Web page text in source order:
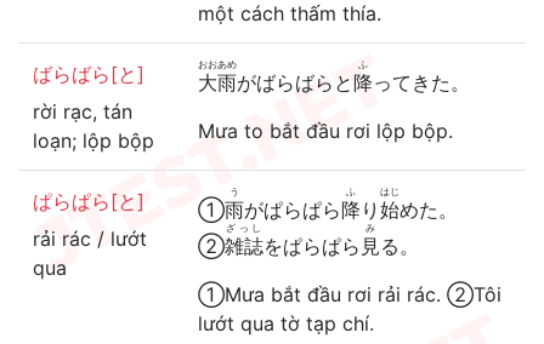
một cách thấm thía.
ばらばら[と]
rời rạc, tán
loạn; lộp bộp
大雨
おおあめ
がばらばらと 降
ふ
ってきた。
Mưa to bắt đầu rơi lộp bộp.
ぱらぱら[と]
rải rác / lướt
qua
①雨
う
がぱらぱら降
ふ
り 始
はじ
めた。
②雑誌
ざっし
をぱらぱら 見
み
る。
①Mưa bắt đầu rơi rải rác. ②Tôi
lướt qua tờ tạp chí.